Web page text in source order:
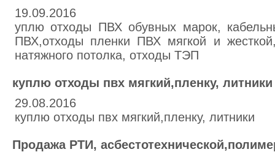
19.09.2016
уплю отходы ПВХ обувных марок,
ПВХ,отходы пленки ПВХ мягкой и
натяжного потолка, отходы ТЭП
куплю отходы пвх мягкий,пленку, литники
29.08.2016
куплю отходы пвх мягкий,пленку, литники
Продажа РТИ,